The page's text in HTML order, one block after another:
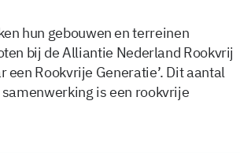
hun gebouwen en terreinen
bij de Alliantie Nederland Rookvrij
een Rookvrije Generatie’. Dit aantal
is een rookvrije